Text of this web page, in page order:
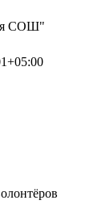
СОШ"